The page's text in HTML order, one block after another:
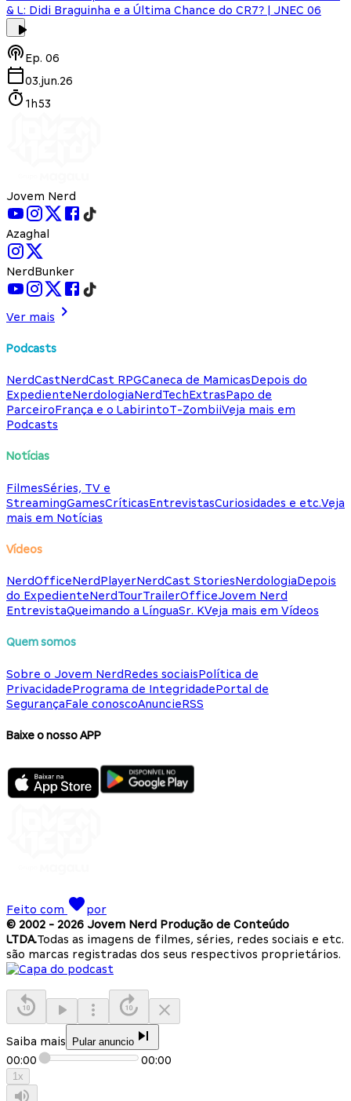
& L: Didi Braguinha e a Última Chance do CR7? | JNEC 06
Ep. 06
03.jun.26
1h53
Jovem Nerd
Azaghal
NerdBunker
Ver mais
Podcasts
NerdCastNerdCast RPGCaneca de MamicasDepois do
ExpedienteNerdologiaNerdTechExtrasPapo de
ParceiroFrança e o LabirintoT-ZombiiVeja mais em
Podcasts
Notícias
FilmesSéries, TV e
StreamingGamesCríticasEntrevistasCuriosidades e etc.Veja
mais em Notícias
Vídeos
NerdOfficeNerdPlayerNerdCast StoriesNerdologiaDepois
do ExpedienteNerdTourTrailerOfficeJovem Nerd
EntrevistaQueimando a LínguaSr. KVeja mais em Vídeos
Quem somos
Sobre o Jovem NerdRedes sociaisPolítica de
PrivacidadePrograma de IntegridadePortal de
SegurançaFale conoscoAnuncieRSS
Baixe o nosso APP
Feito com
por
© 2002 - 2026 Jovem Nerd Produção de Conteúdo
LTDA.Todas as imagens de filmes, séries, redes sociais e etc.
são marcas registradas dos seus respectivos proprietários.
Saiba mais Pular anuncio
00:00 00:00
1x